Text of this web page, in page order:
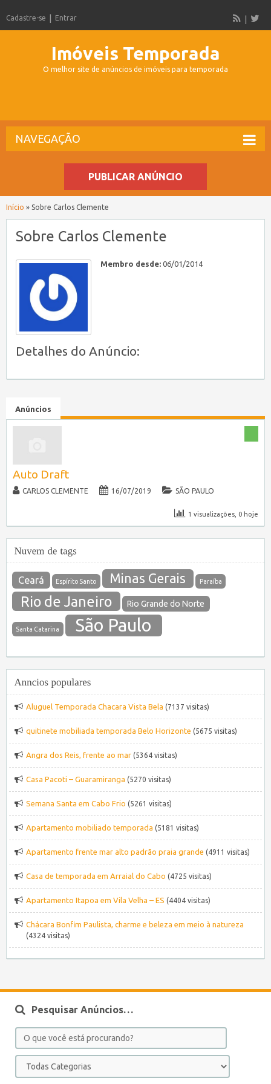
Cadastre-se Entrar
Imóveis Temporada
O melhor site de anúncios de imóveis para temporada
NAVEGAÇÃO
PUBLICAR ANÚNCIO
Início » Sobre Carlos Clemente
Sobre Carlos Clemente
Membro desde: 06/01/2014
Detalhes do Anúncio:
Anúncios
Auto Draft
CARLOS CLEMENTE 16/07/2019 SÃO PAULO
1 visualizações, 0 hoje
Ceará Espírito Santo Minas Gerais Paraíba
Rio de Janeiro Rio Grande do Norte
Santa Catarina São Paulo
Aluguel Temporada Chacara Vista Bela (7137 visitas)
quitinete mobiliada temporada Belo Horizonte (5675 visitas)
Angra dos Reis, frente ao mar (5364 visitas)
Casa Pacoti – Guaramiranga (5270 visitas)
Semana Santa em Cabo Frio (5261 visitas)
Apartamento mobiliado temporada (5181 visitas)
Apartamento frente mar alto padrão praia grande (4911 visitas)
Casa de temporada em Arraial do Cabo (4725 visitas)
Apartamento Itapoa em Vila Velha – ES (4404 visitas)
Chácara Bonfim Paulista, charme e beleza em meio à natureza
(4324 visitas)
Pesquisar Anúncios…